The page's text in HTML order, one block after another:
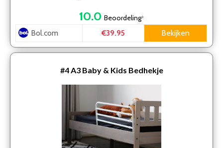
10.0 Beoordeling*
Bol.com €39.95 Bekijken
#4A3 Baby & Kids Bedhekje